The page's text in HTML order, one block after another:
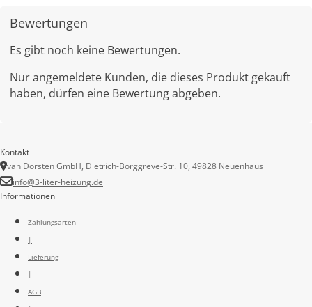
Bewertungen
Es gibt noch keine Bewertungen.
Nur angemeldete Kunden, die dieses Produkt gekauft
haben, dürfen eine Bewertung abgeben.
Informationen
Zahlungsarten
|
Lieferung
|
AGB
Kontakt
van Dorsten GmbH, Dietrich-Borggreve-Str. 10, 49828 Neuenhaus
info@3-liter-heizung.de